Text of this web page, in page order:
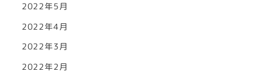
2022年5月
2022年4月
2022年3月
2022年2月